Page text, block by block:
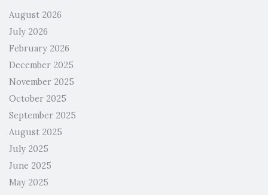
August 2026
July 2026
February 2026
December 2025
November 2025
October 2025
September 2025
August 2025
July 2025
June 2025
May 2025